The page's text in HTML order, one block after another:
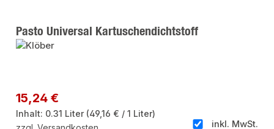
Pasto Universal Kartuschendichtstoff
Regulärer Preis:
15,24 €
Inhalt: 0.31 Liter (49,16 € / 1 Liter)
inkl. MwSt.